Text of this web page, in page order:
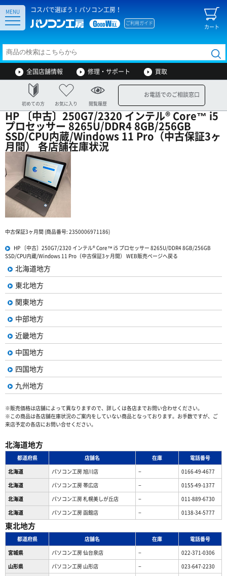
コスパで選ぼう！パソコン工房！
カート
ご利用ガイド
MENU
全国店舗情報 修理・サポート 買取
初めての方 お気に入り 閲覧履歴
お電話でのご相談窓口
HP 〔中古〕250G7/2320 インテル® Core™ i5
プロセッサー 8265U/DDR4 8GB/256GB
SSD/CPU内蔵/Windows 11 Pro（中古保証3ヶ
月間） 各店舗在庫状況
中古保証3ヶ月間 (商品番号: 2350006971186)
HP 〔中古〕250G7/2320 インテル® Core™ i5 プロセッサー 8265U/DDR4 8GB/256GB
SSD/CPU内蔵/Windows 11 Pro（中古保証3ヶ月間） WEB販売ページへ戻る
北海道地方
東北地方
関東地方
中部地方
近畿地方
中国地方
四国地方
九州地方
※販売価格は店舗によって異なりますので、詳しくは各店までお問い合わせください。
※この商品は各店舗在庫状況のご案内をしていない商品となっております。お手数ですが、ご
来店予定の各店にお問い合せください。
北海道地方
都道府県 店舗名 在庫
電話番号
北海道
パソコン工房 旭川店 −
0166-49-4677
北海道
パソコン工房 帯広店 −
0155-49-1377
北海道
パソコン⼯房 札幌美しが丘店 −
011-889-6730
北海道
パソコン工房 函館店 − 0138-34-5777
東北地方
都道府県 店舗名 在庫
電話番号
宮城県
パソコン工房 仙台泉店 −
022-371-0306
山形県
パソコン工房 山形店 −
023-647-2230